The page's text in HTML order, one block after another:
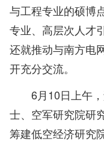
与工程专业的硕博
专业、高层次人才
还就推动与南方电
开充分交流。
6月10日上午
士、空军研究院研
筹建低空经济研究